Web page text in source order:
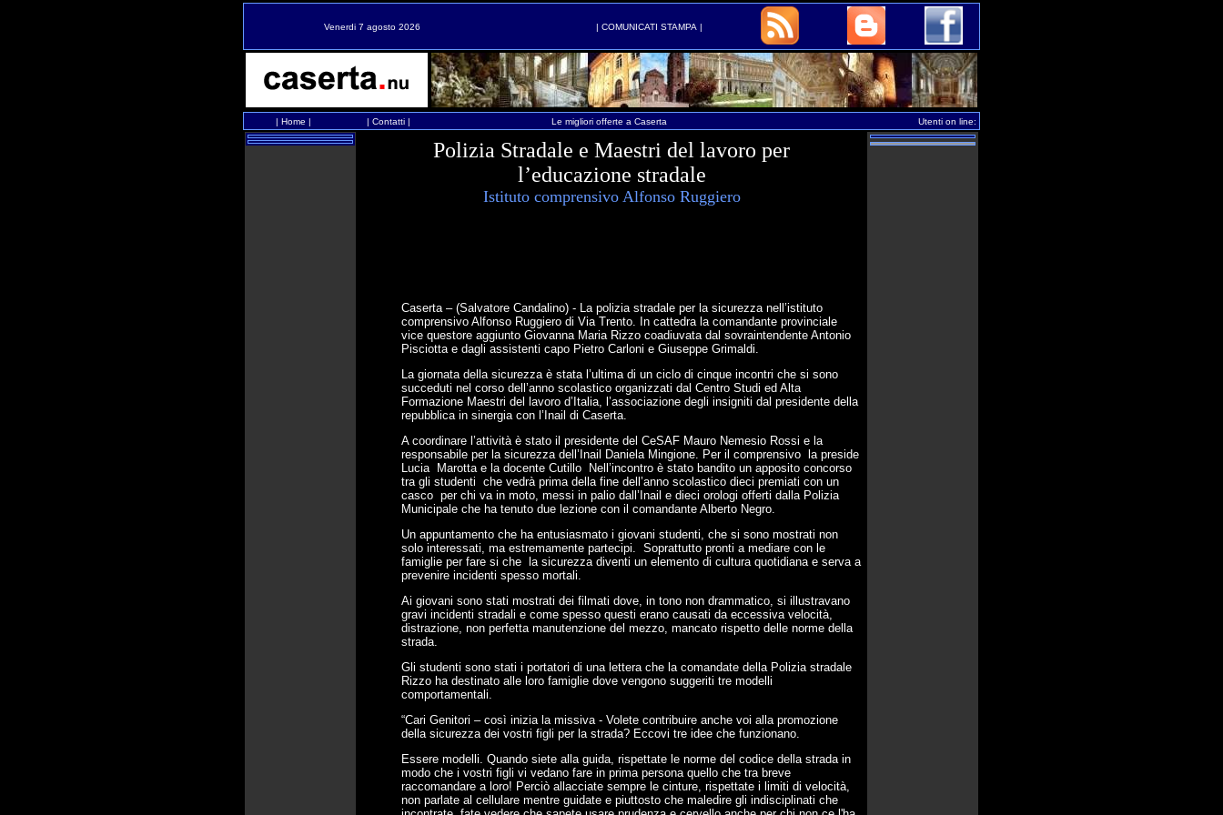
Venerdi 7 agosto 2026 | COMUNICATI STAMPA |
| Home | | Contatti| Le migliori offerte a Caserta Utenti on line:
Polizia Stradale e Maestri del lavoro per
l’educazione stradale
Istituto comprensivo Alfonso Ruggiero
Caserta – (Salvatore Candalino) - La polizia stradale per la sicurezza nell’istituto
comprensivo Alfonso Ruggiero di Via Trento. In cattedra la comandante provinciale
vice questore aggiunto Giovanna Maria Rizzo coadiuvata dal sovraintendente Antonio
Pisciotta e dagli assistenti capo Pietro Carloni e Giuseppe Grimaldi.
La giornata della sicurezza è stata l’ultima di un ciclo di cinque incontri che si sono
succeduti nel corso dell’anno scolastico organizzati dal Centro Studi ed Alta
Formazione Maestri del lavoro d’Italia, l’associazione degli insigniti dal presidente della
repubblica in sinergia con l’Inail di Caserta.
A coordinare l’attività è stato il presidente del CeSAF Mauro Nemesio Rossi e la
responsabile per la sicurezza dell’Inail Daniela Mingione. Per il comprensivo la preside
Lucia Marotta e la docente Cutillo Nell’incontro è stato bandito un apposito concorso
tra gli studenti che vedrà prima della fine dell’anno scolastico dieci premiati con un
casco per chi va in moto, messi in palio dall’Inail e dieci orologi offerti dalla Polizia
Municipale che ha tenuto due lezione con il comandante Alberto Negro.
Un appuntamento che ha entusiasmato i giovani studenti, che si sono mostrati non
solo interessati, ma estremamente partecipi. Soprattutto pronti a mediare con le
famiglie per fare si che la sicurezza diventi un elemento di cultura quotidiana e serva a
prevenire incidenti spesso mortali.
Ai giovani sono stati mostrati dei filmati dove, in tono non drammatico, si illustravano
gravi incidenti stradali e come spesso questi erano causati da eccessiva velocità,
distrazione, non perfetta manutenzione del mezzo, mancato rispetto delle norme della
strada.
Gli studenti sono stati i portatori di una lettera che la comandate della Polizia stradale
Rizzo ha destinato alle loro famiglie dove vengono suggeriti tre modelli
comportamentali.
“Cari Genitori – così inizia la missiva - Volete contribuire anche voi alla promozione
della sicurezza dei vostri figli per la strada? Eccovi tre idee che funzionano.
Essere modelli. Quando siete alla guida, rispettate le norme del codice della strada in
modo che i vostri figli vi vedano fare in prima persona quello che tra breve
raccomandare a loro! Perciò allacciate sempre le cinture, rispettate i limiti di velocità,
non parlate al cellulare mentre guidate e piuttosto che maledire gli indisciplinati che